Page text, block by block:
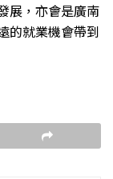
展，亦會是廣南
的就業機會帶到